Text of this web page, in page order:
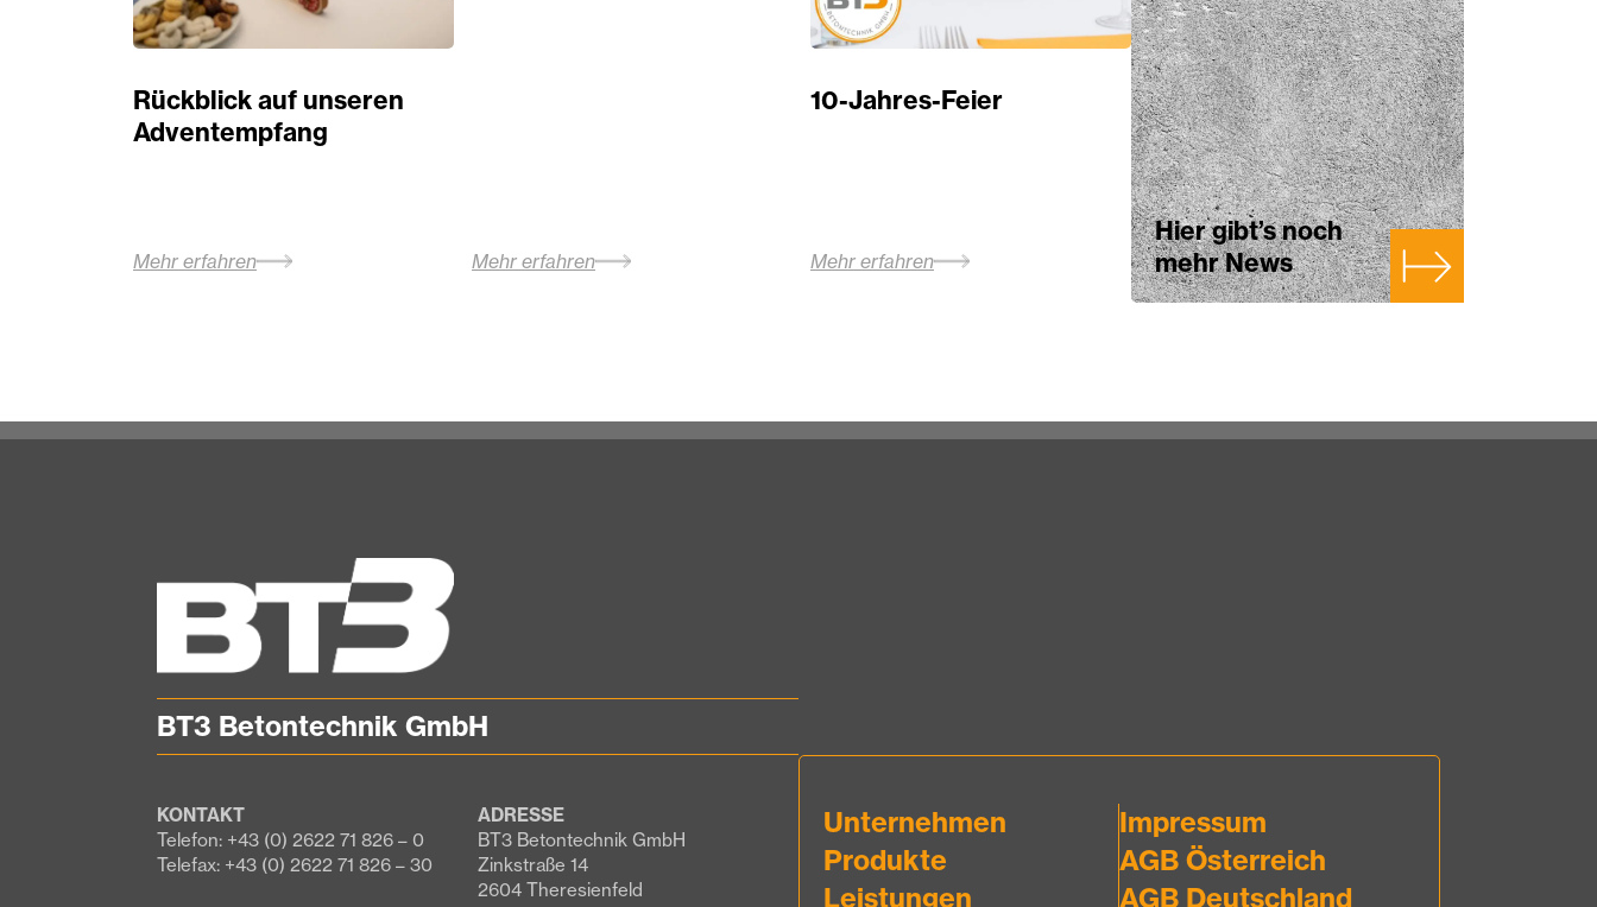
Rückblick auf unseren
Adventempfang
Mehr erfahren Mehr erfahren
10-Jahres-Feier
Mehr erfahren
Hier gibt’s noch
mehr News
BT3 Betontechnik GmbH
KONTAKT
Telefon: +43 (0) 2622 71 826 – 0
Telefax: +43 (0) 2622 71 826 – 30
ADRESSE
BT3 Betontechnik GmbH
Zinkstraße 14
2604 Theresienfeld
Unternehmen
Produkte
Leistungen
Impressum
AGB Österreich
AGB Deutschland